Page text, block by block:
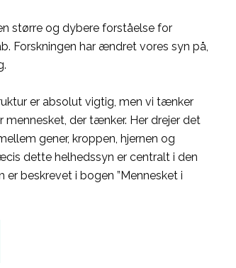
større og dybere forståelse for
Forskningen har ændret vores syn på,
er absolut vigtig, men vi tænker
mennesket, der tænker. Her drejer det
gener, kroppen, hjernen og
dette helhedssyn er centralt i den
beskrevet i bogen ”Mennesket i